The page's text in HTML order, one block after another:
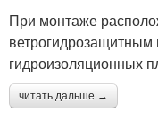
При монтаже
гидроизоляционных
читать дальше →